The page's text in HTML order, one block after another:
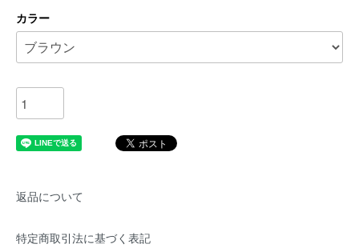
カラー
返品について
特定商取引法に基づく表記